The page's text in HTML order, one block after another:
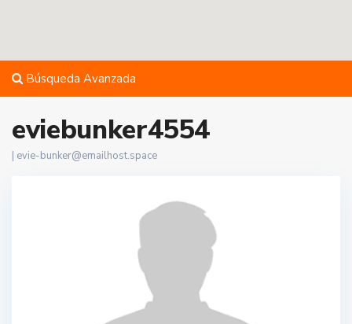
Búsqueda Avanzada
eviebunker4554
evie-bunker@emailhost.space